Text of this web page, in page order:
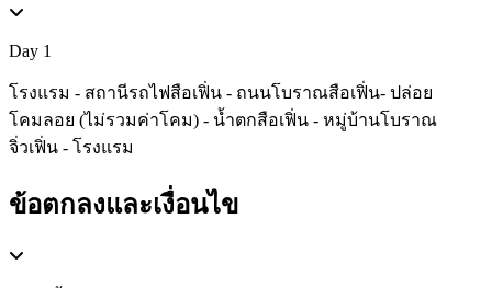
Day 1
โรงแรม - สถานีรถไฟสือเฟิ่น - ถนนโบราณสือเฟิ่น- ปล่อย
โคมลอย (ไม่รวมค่าโคม) - น้ำตกสือเฟิ่น - หมู่บ้านโบราณ
จิ่วเฟิ่น - โรงแรม
ข้อตกลงและเงื่อนไข